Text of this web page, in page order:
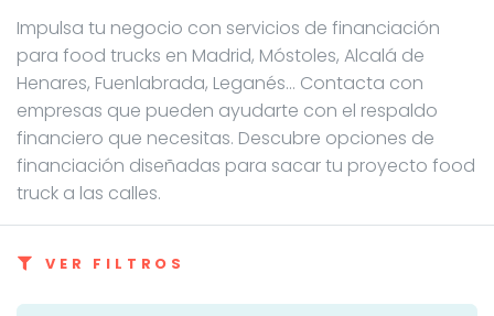
Impulsa tu negocio con servicios de financiación
para food trucks en Madrid, Móstoles, Alcalá de
Henares, Fuenlabrada, Leganés… Contacta con
empresas que pueden ayudarte con el respaldo
financiero que necesitas. Descubre opciones de
financiación diseñadas para sacar tu proyecto food
truck a las calles.
VER FILTROS